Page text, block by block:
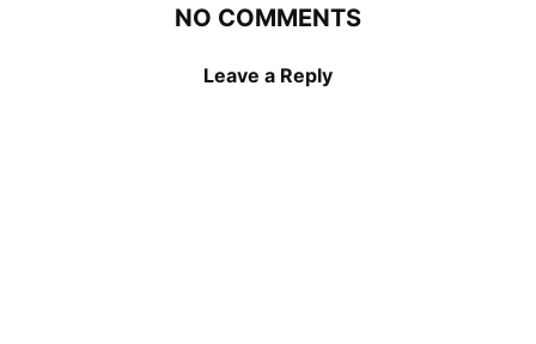
NO COMMENTS
Leave a Reply